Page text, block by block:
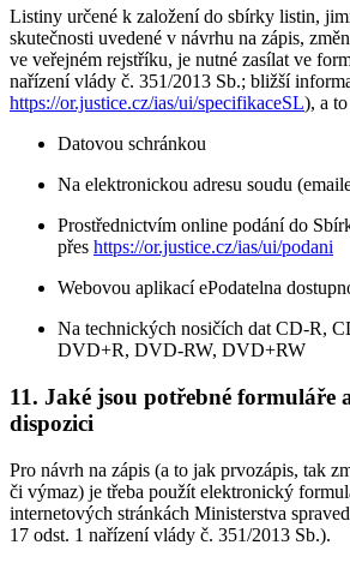
Listiny určené k založení do sbírky listin,
skutečnosti uvedené v návrhu na zápis,
ve veřejném rejstříku, je nutné zasílat ve
nařízení vlády č. 351/2013 Sb.; bližší
https://or.justice.cz/ias/ui/specifikaceSL), a
Datovou schránkou
Na elektronickou adresu soudu
Prostřednictvím online podání do
přes https://or.justice.cz/ias/ui/podani
Webovou aplikací ePodatelna
Na technických nosičích dat CD-R,
DVD+R, DVD-RW, DVD+RW
11. Jaké jsou potřebné formuláře
dispozici
Pro návrh na zápis (a to jak prvozápis, tak
či výmaz) je třeba použít elektronický
internetových stránkách Ministerstva
17 odst. 1 nařízení vlády č. 351/2013 Sb.).